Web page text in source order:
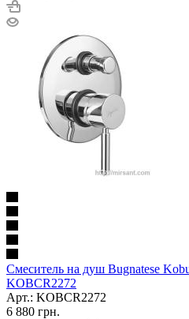
Смеситель на душ Bugnatese
KOBCR2272
Арт.: KOBCR2272
6 880 грн.